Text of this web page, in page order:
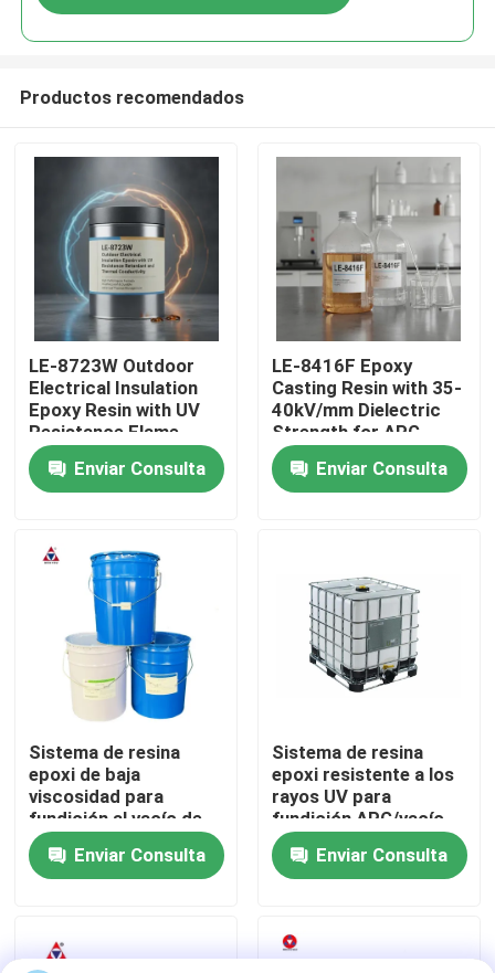
En casa
Productos
Los vídeos
Espectáculo VR
Sobre nosotros
Recorrido por la fábrica
Control de calidad
Contacta con nosotros
Solicitar una cita
Productos recomendados
LE-8723W Outdoor
Electrical Insulation
Epoxy Resin with UV
Resistance Flame
Retardant and
Thermal Conductivity
Enviar Consulta
LE-8416F Epoxy
Casting Resin with 35-
40kV/mm Dielectric
Strength for APG
Process and 0.6-0.8%
Cure Shrinkage
Enviar Consulta
Sistema de resina
epoxi de baja
viscosidad para
fundición al vacío de
transformadores de
tipo secoEnviar Consulta
Sistema de resina
epoxi resistente a los
rayos UV para
fundición APG/vacío
con alta resistencia
dieléctrica en
aplicaciones
voltaje
Enviar Consulta